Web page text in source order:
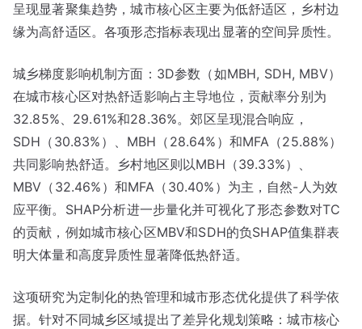
呈现显著聚集趋势，城市核心区主要为低舒适区，乡村边
缘为高舒适区。各项形态指标表现出显著的空间异质性。
城乡梯度影响机制方面：3D参数（如MBH, SDH, MBV）
在城市核心区对热舒适影响占主导地位，贡献率分别为
32.85%、29.61%和28.36%。郊区呈现混合响应，
SDH（30.83%）、MBH（28.64%）和MFA（25.88%）
共同影响热舒适。乡村地区则以MBH（39.33%）、
MBV（32.46%）和MFA（30.40%）为主，自然-人为效
应平衡。SHAP分析进一步量化并可视化了形态参数对TC
的贡献，例如城市核心区MBV和SDH的负SHAP值集群表
明大体量和高度异质性显著降低热舒适。
这项研究为定制化的热管理和城市形态优化提供了科学依
据。针对不同城乡区域提出了差异化规划策略：城市核心